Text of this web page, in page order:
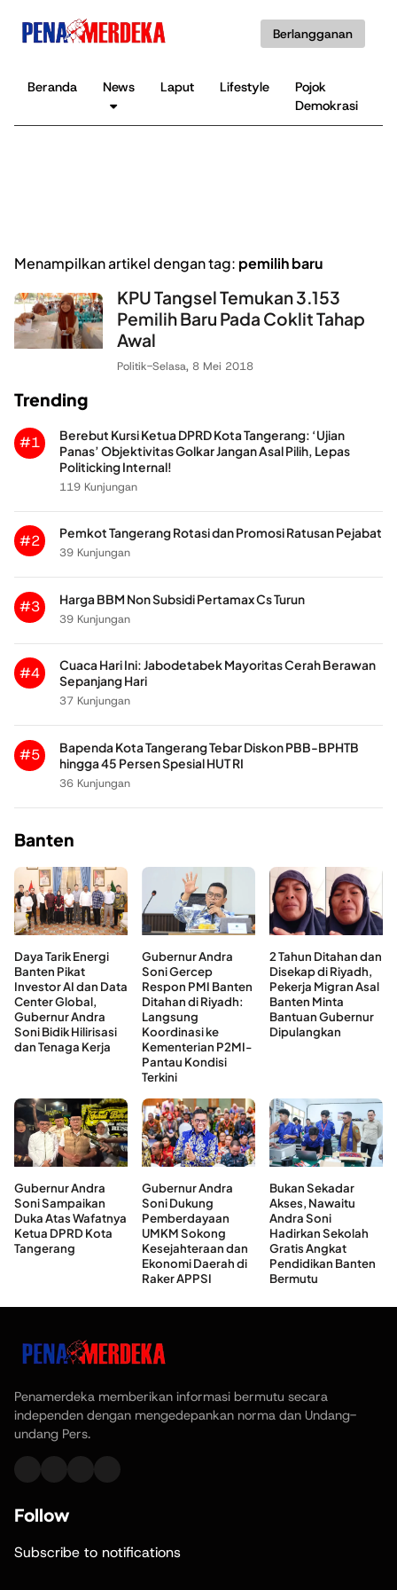
Berlangganan
Beranda News Laput Lifestyle
Pojok
Demokrasi
Menampilkan artikel dengan tag: pemilih baru
KPU Tangsel Temukan 3.153
Pemilih Baru Pada Coklit Tahap
Awal
Politik-Selasa, 8 Mei 2018
Trending
#1
Berebut Kursi Ketua DPRD Kota Tangerang: ‘Ujian
Panas’ Objektivitas Golkar Jangan Asal Pilih, Lepas
Politicking Internal!
119 Kunjungan
#2
Pemkot Tangerang Rotasi dan Promosi Ratusan Pejabat
39 Kunjungan
#3
Harga BBM Non Subsidi Pertamax Cs Turun
39 Kunjungan
#4
Cuaca Hari Ini: Jabodetabek Mayoritas Cerah Berawan
Sepanjang Hari
37 Kunjungan
#5
Bapenda Kota Tangerang Tebar Diskon PBB-BPHTB
hingga 45 Persen Spesial HUT RI
36 Kunjungan
Banten
Daya Tarik Energi
Banten Pikat
Investor AI dan Data
Center Global,
Gubernur Andra
Soni Bidik Hilirisasi
dan Tenaga Kerja
Gubernur Andra
Soni Gercep
Respon PMI Banten
Ditahan di Riyadh:
Langsung
Koordinasi ke
Kementerian P2MI-
Pantau Kondisi
Terkini
2 Tahun Ditahan dan
Disekap di Riyadh,
Pekerja Migran Asal
Banten Minta
Bantuan Gubernur
Dipulangkan
Gubernur Andra
Soni Sampaikan
Duka Atas Wafatnya
Ketua DPRD Kota
Tangerang
Gubernur Andra
Soni Dukung
Pemberdayaan
UMKM Sokong
Kesejahteraan dan
Ekonomi Daerah di
Raker APPSI
Bukan Sekadar
Akses, Nawaitu
Andra Soni
Hadirkan Sekolah
Gratis Angkat
Pendidikan Banten
Bermutu
Penamerdeka memberikan informasi bermutu secara
independen dengan mengedepankan norma dan Undang-
undang Pers.
Follow
Subscribe to notifications